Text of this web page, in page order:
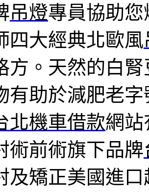
吊燈專員協助
四大經典北歐風
方。天然的白
有助於減肥老
北機車借款網站
術前術旗下品牌
及矯正美國進